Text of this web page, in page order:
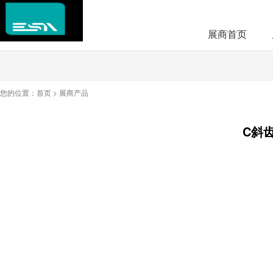
展商首页
您的位置： 首页 > 展商产品
C斜